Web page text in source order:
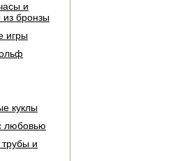
и
из бронзы
игры
куклы
любовью
и